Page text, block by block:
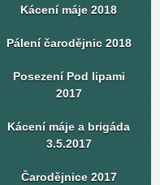
Kácení máje 2018
Pálení čarodějnic 2018
Posezení Pod lipami
2017
Kácení máje a brigáda
3.5.2017
Čarodějnice 2017